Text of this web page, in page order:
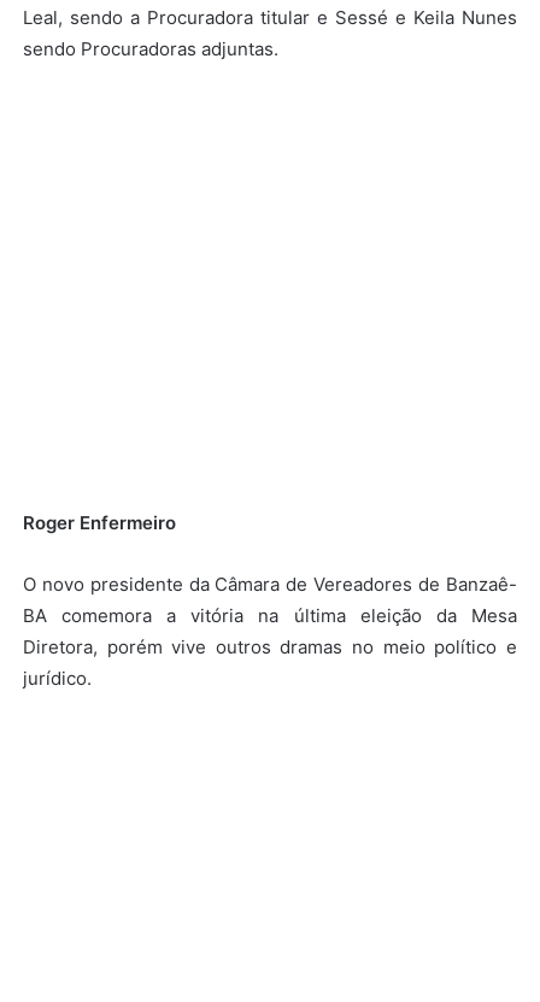
Leal, sendo a Procuradora titular e Sessé e Keila Nunes
sendo Procuradoras adjuntas.
Roger Enfermeiro
O novo presidente da Câmara de Vereadores de Banzaê-
BA comemora a vitória na última eleição da Mesa
Diretora, porém vive outros dramas no meio político e
jurídico.